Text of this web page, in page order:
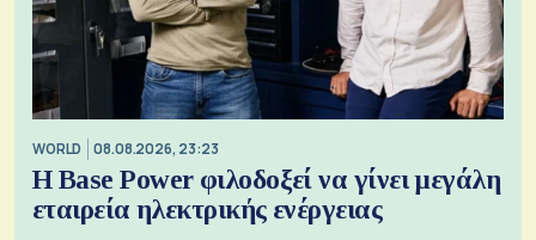
WORLD 08.08.2026, 23:23
Η Base Power φιλοδοξεί να γίνει μεγάλη
εταιρεία ηλεκτρικής ενέργειας